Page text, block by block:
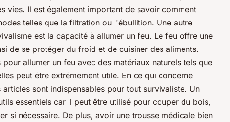
vies. Il est également important de savoir comment
telles que la filtration ou l'ébullition. Une autre
est la capacité à allumer un feu. Le feu offre une
de se protéger du froid et de cuisiner des aliments.
allumer un feu avec des matériaux naturels tels que
peut être extrêmement utile. En ce qui concerne
sont indispensables pour tout survivaliste. Un
essentiels car il peut être utilisé pour couper du bois,
si nécessaire. De plus, avoir une trousse médicale bien